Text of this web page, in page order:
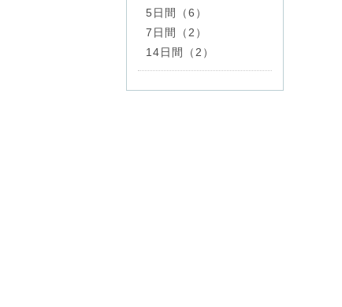
5日間（6）
7日間（2）
14日間（2）